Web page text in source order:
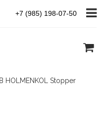
+7 (985) 198-07-50